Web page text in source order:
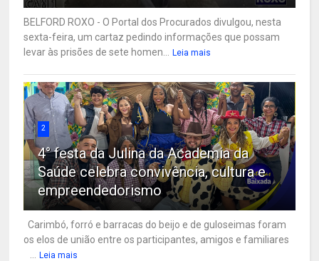
BELFORD ROXO - O Portal dos Procurados divulgou, nesta
sexta-feira, um cartaz pedindo informações que possam
levar às prisões de sete homen...
Leia mais
2
4° festa da Julina da Academia da
Saúde celebra convivência, cultura e
empreendedorismo
Carimbó, forró e barracas do beijo e de guloseimas foram
os elos de união entre os participantes, amigos e familiares
Leia mais